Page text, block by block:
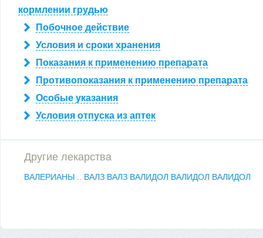
кормлении грудью
Побочное действие
Условия и сроки хранения
Показания к применению препарата
Противопоказания к применению препарата
Особые указания
Условия отпуска из аптек
Другие лекарства
ВАЛЕРИАНЫ .. ВАЛЗ ВАЛЗ ВАЛИДОЛ ВАЛИДОЛ ВАЛИДОЛ